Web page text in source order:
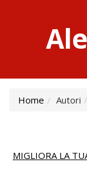
Home Autori
MIGLIORA LA